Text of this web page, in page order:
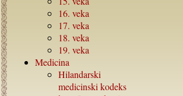
16. veka
17. veka
18. veka
19. veka
Medicina
Hilandarski
medicinski kodeks